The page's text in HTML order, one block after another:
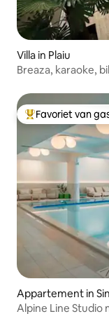
Villa in Plaiu
Breaza, karaoke,
Topfavoriet van
Favoriet van
Appartement in
Alpine Line Studio